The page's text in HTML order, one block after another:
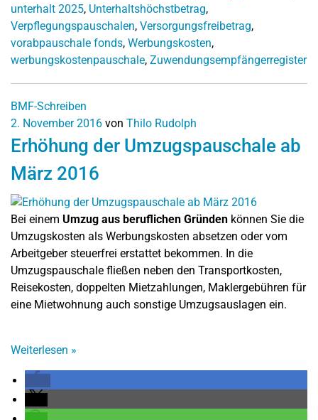
unterhalt 2025, Unterhaltshöchstbetrag,
Verpflegungspauschalen, Versorgungsfreibetrag,
vorabpauschale fonds, Werbungskosten,
werbungskostenpauschale, Zuwendungsempfängerregister
BMF-Schreiben
2. November 2016 von Thilo Rudolph
Erhöhung der Umzugspauschale ab
März 2016
Bei einem Umzug aus beruflichen Gründen können Sie die
Umzugskosten als Werbungskosten absetzen oder vom
Arbeitgeber steuerfrei erstattet bekommen. In die
Umzugspauschale fließen neben den Transportkosten,
Reisekosten, doppelten Mietzahlungen, Maklergebühren für
eine Mietwohnung auch sonstige Umzugsauslagen ein.
Weiterlesen »